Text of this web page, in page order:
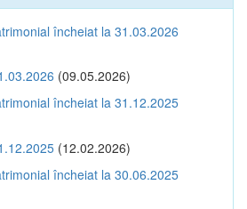
încheiat la 31.03.2026
(09.05.2026)
încheiat la 31.12.2025
(12.02.2026)
încheiat la 30.06.2025